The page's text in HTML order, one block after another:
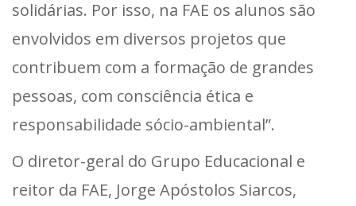
solidárias. Por isso, na FAE os alunos são
envolvidos em diversos projetos que
contribuem com a formação de grandes
pessoas, com consciência ética e
responsabilidade sócio-ambiental”.
O diretor-geral do Grupo Educacional e
reitor da FAE, Jorge Apóstolos Siarcos,